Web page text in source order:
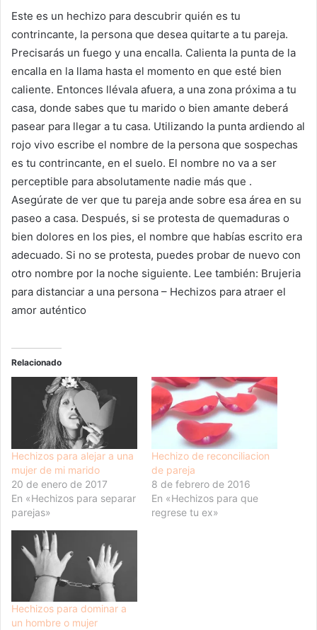
Este es un hechizo para descubrir quién es tu
contrincante, la persona que desea quitarte a tu pareja.
Precisarás un fuego y una encalla. Calienta la punta de la
encalla en la llama hasta el momento en que esté bien
caliente. Entonces llévala afuera, a una zona próxima a tu
casa, donde sabes que tu marido o bien amante deberá
pasear para llegar a tu casa. Utilizando la punta ardiendo al
rojo vivo escribe el nombre de la persona que sospechas
es tu contrincante, en el suelo. El nombre no va a ser
perceptible para absolutamente nadie más que .
Asegúrate de ver que tu pareja ande sobre esa área en su
paseo a casa. Después, si se protesta de quemaduras o
bien dolores en los pies, el nombre que habías escrito era
adecuado. Si no se protesta, puedes probar de nuevo con
otro nombre por la noche siguiente. Lee también: Brujeria
para distanciar a una persona – Hechizos para atraer el
amor auténtico
Relacionado
Hechizos para alejar a una
mujer de mi marido
20 de enero de 2017
En «Hechizos para separar
parejas»
Hechizo de reconciliacion
de pareja
8 de febrero de 2016
En «Hechizos para que
regrese tu ex»
Hechizos para dominar a
un hombre o mujer